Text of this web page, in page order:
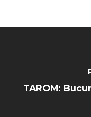
TAROM: